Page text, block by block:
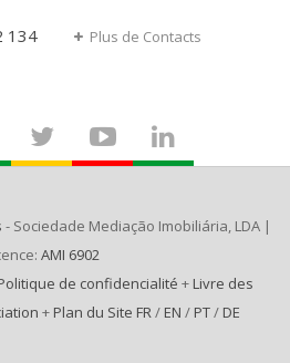
134 Plus de Contacts
- Sociedade Mediação Imobiliária, LDA |
AMI 6902
de confidencialité + Livre des
+ Plan du Site FR/ EN / PT/ DE